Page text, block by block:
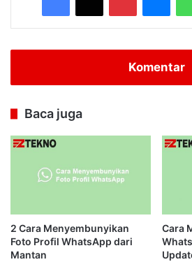
Komentar
Baca juga
2 Cara Menyembunyikan
Foto Profil WhatsApp dari
Mantan
Cara